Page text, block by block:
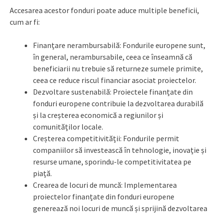
Accesarea acestor fonduri poate aduce multiple beneficii,
cum ar fi:
Finanțare nerambursabilă: Fondurile europene sunt,
în general, nerambursabile, ceea ce înseamnă că
beneficiarii nu trebuie să returneze sumele primite,
ceea ce reduce riscul financiar asociat proiectelor.
Dezvoltare sustenabilă: Proiectele finanțate din
fonduri europene contribuie la dezvoltarea durabilă
și la creșterea economică a regiunilor și
comunităților locale.
Creșterea competitivității: Fondurile permit
companiilor să investească în tehnologie, inovație și
resurse umane, sporindu-le competitivitatea pe
piață.
Crearea de locuri de muncă: Implementarea
proiectelor finanțate din fonduri europene
generează noi locuri de muncă și sprijină dezvoltarea